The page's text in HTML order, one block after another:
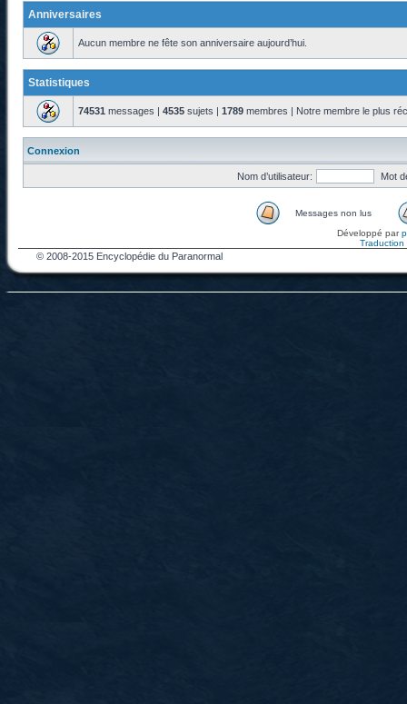
Anniversaires
Aucun membre ne fête son anniversaire aujourd’hui.
Statistiques
74531 messages | 4535 sujets | 1789 membres | Notre membre le plus
Connexion
Nom d’utilisateur: Mot
Messages non lus
Développé par
Traduction
© 2008-2015 Encyclopédie du Paranormal